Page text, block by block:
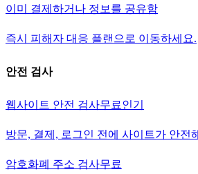
이미 결제하거나 정보를 공유함
즉시 피해자 대응 플랜으로 이동하세요.
안전 검사
웹사이트 안전 검사무료인기
방문, 결제, 로그인 전에 사이트가 안전
암호화폐 주소 검사무료